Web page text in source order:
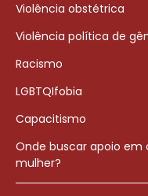
Violência obstétrica
Violência política de
Racismo
LGBTQIfobia
Capacitismo
Onde buscar apoio em
mulher?